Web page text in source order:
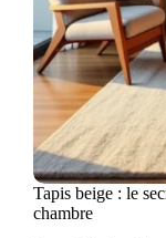
Tapis beige : le
chambre